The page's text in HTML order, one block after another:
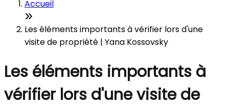
Accueil
Les éléments importants à vérifier lors d'une
visite de propriété | Yana Kossovsky
Les éléments importants à
vérifier lors d'une visite de